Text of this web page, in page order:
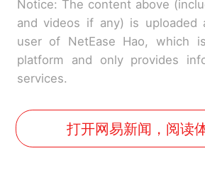
Notice: The content above
and videos if any) is uploaded
user of NetEase Hao, which
platform and only provides
services.
打开网易新闻，阅读